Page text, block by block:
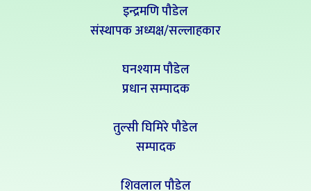
इन्द्रमणि पौडेल
संस्थापक अध्यक्ष/सल्लाहकार
घनश्याम पौडेल
प्रधान सम्पादक
तुल्सी घिमिरे पौडेल
सम्पादक
शिवलाल पौडेल